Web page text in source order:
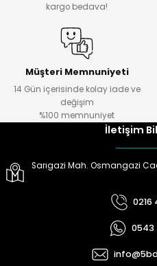
kargo bedava!
Müşteri Memnuniyeti
14 Gün içerisinde kolay iade ve
değişim
%100 memnuniyet
İletişim
Sarıgazi Mah. Osmangazi
0216
0543